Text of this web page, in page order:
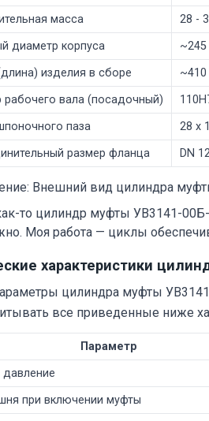
масса
28 -
диаметр корпуса
изделия в сборе
вала (посадочный)
паза
28 x
размер фланца
DN
Внешний вид цилиндра
то цилиндр муфты УВ3141-
Моя работа — циклы
характеристики
цилиндра муфты
все приведенные ниже
Параметр
давление
при включении муфты